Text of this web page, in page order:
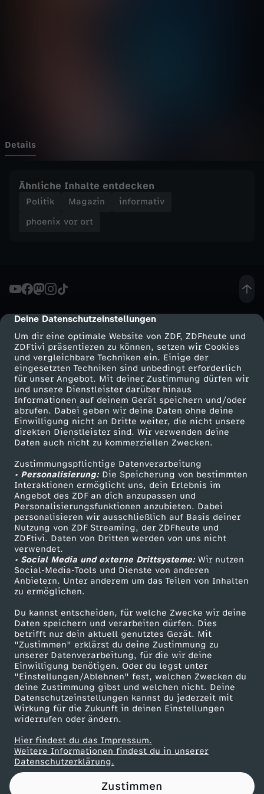
cmp-dialog-description
Deine Datenschutzeinstellungen
Um dir eine optimale Website von ZDF, ZDFheute und
ZDFtivi präsentieren zu können, setzen wir Cookies
und vergleichbare Techniken ein. Einige der
eingesetzten Techniken sind unbedingt erforderlich
für unser Angebot. Mit deiner Zustimmung dürfen wir
und unsere Dienstleister darüber hinaus
Informationen auf deinem Gerät speichern und/oder
abrufen. Dabei geben wir deine Daten ohne deine
Einwilligung nicht an Dritte weiter, die nicht unsere
direkten Dienstleister sind. Wir verwenden deine
Daten auch nicht zu kommerziellen Zwecken.
Zustimmungspflichtige Datenverarbeitung
• Personalisierung:Die Speicherung von bestimmten
Interaktionen ermöglicht uns, dein Erlebnis im
Angebot des ZDF an dich anzupassen und
Personalisierungsfunktionen anzubieten. Dabei
personalisieren wir ausschließlich auf Basis deiner
Nutzung von ZDF Streaming, der ZDFheute und
ZDFtivi. Daten von Dritten werden von uns nicht
verwendet.
• Social Media und externe Drittsysteme:Wir nutzen
Social-Media-Tools und Dienste von anderen
Anbietern. Unter anderem um das Teilen von Inhalten
zu ermöglichen.
Du kannst entscheiden, für welche Zwecke wir deine
Daten speichern und verarbeiten dürfen. Dies
betrifft nur dein aktuell genutztes Gerät. Mit
"Zustimmen" erklärst du deine Zustimmung zu
unserer Datenverarbeitung, für die wir deine
Einwilligung benötigen. Oder du legst unter
"Einstellungen/Ablehnen" fest, welchen Zwecken du
deine Zustimmung gibst und welchen nicht. Deine
Datenschutzeinstellungen kannst du jederzeit mit
Wirkung für die Zukunft in deinen Einstellungen
widerrufen oder ändern.
Hier findest du das Impressum.
Weitere Informationen findest du in unserer
Datenschutzerklärung.
Zustimmen
t
B
n
d
m
a
n
n
:
N
e
u
e
K
ö
p
f
e
u
n
Details
Ähnliche Inhalte entdecken
Politik Magazin
informativ
phoenix vor ort
Mehr ZDF
ZDF-Apps
Smart TV
ZDFtext
Livestreams
Sendungen A-Z
TV-Programm
Service
ZDFmitreden
Kontakt zum ZDF
Tickets
Zuschauerservice
Hilfe
ZDF Unternehmen
Karriere
ZDF goes Schule
Werbefernsehen
Mainzelmännchen
Partner